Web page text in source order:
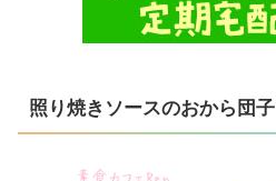
照り焼きソースのおから団子